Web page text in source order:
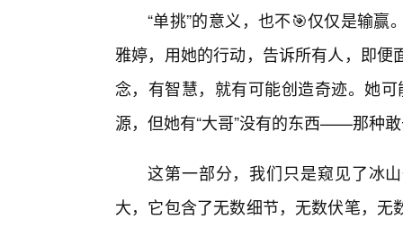
“单挑”的意义，也不🎯仅仅是输
雅婷，用她的行动，告诉所有人，即
念，有智慧，就有可能创造奇迹。她可
源，但她有“大哥”没有的东西——那种
这第一部分，我们只是窥见了冰
大，它包含了无数细节，无数伏笔，